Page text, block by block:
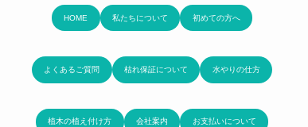
HOME 私たちについて 初めての方へ
よくあるご質問 枯れ保証について 水やりの仕方
植木の植え付け方 会社案内 お支払いについて